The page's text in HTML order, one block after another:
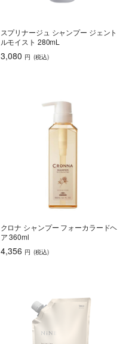
スプリナージュ シャンプー ジェント
ルモイスト 280mL
3,080 円 (税込)
クロナ シャンプー フォーカラードヘ
ア 360ml
4,356 円 (税込)